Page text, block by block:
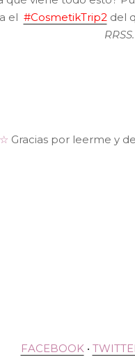
el #CosmetikTrip2del
RRSS.
☆ Gracias por leerme y
FACEBOOK •